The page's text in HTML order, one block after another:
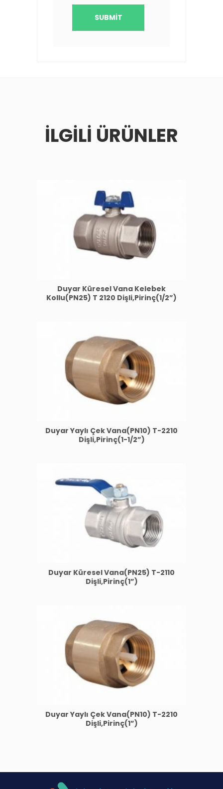
İLGILI ÜRÜNLER
Duyar Küresel Vana Kelebek
Kollu(PN25) T 2120 Dişli,Pirinç(1/2”)
Duyar Yaylı Çek Vana(PN10) T-2210
Dişli,Pirinç(1-1/2”)
Duyar Küresel Vana(PN25) T-2110
Dişli,Pirinç(1”)
Duyar Yaylı Çek Vana(PN10) T-2210
Dişli,Pirinç(1”)